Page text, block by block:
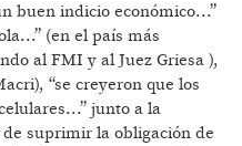
buen indicio económico...”
(en el país más
al FMI y al Juez Griesa ),
“se creyeron que los
junto a la
suprimir la obligación de